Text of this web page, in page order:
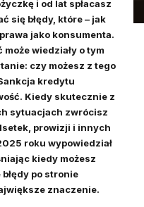
i od lat spłacasz
się błędy, które – jak
jako konsumenta.
wiedziały o tym
czy możesz z tego
kredytu
Kiedy skutecznie z
sytuacjach zwrócisz
prowizji i innych
roku wypowiedział
kiedy możesz
po stronie
znaczenie.